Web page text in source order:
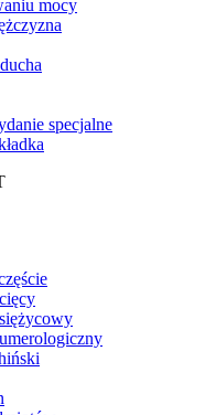
mocy
specjalne